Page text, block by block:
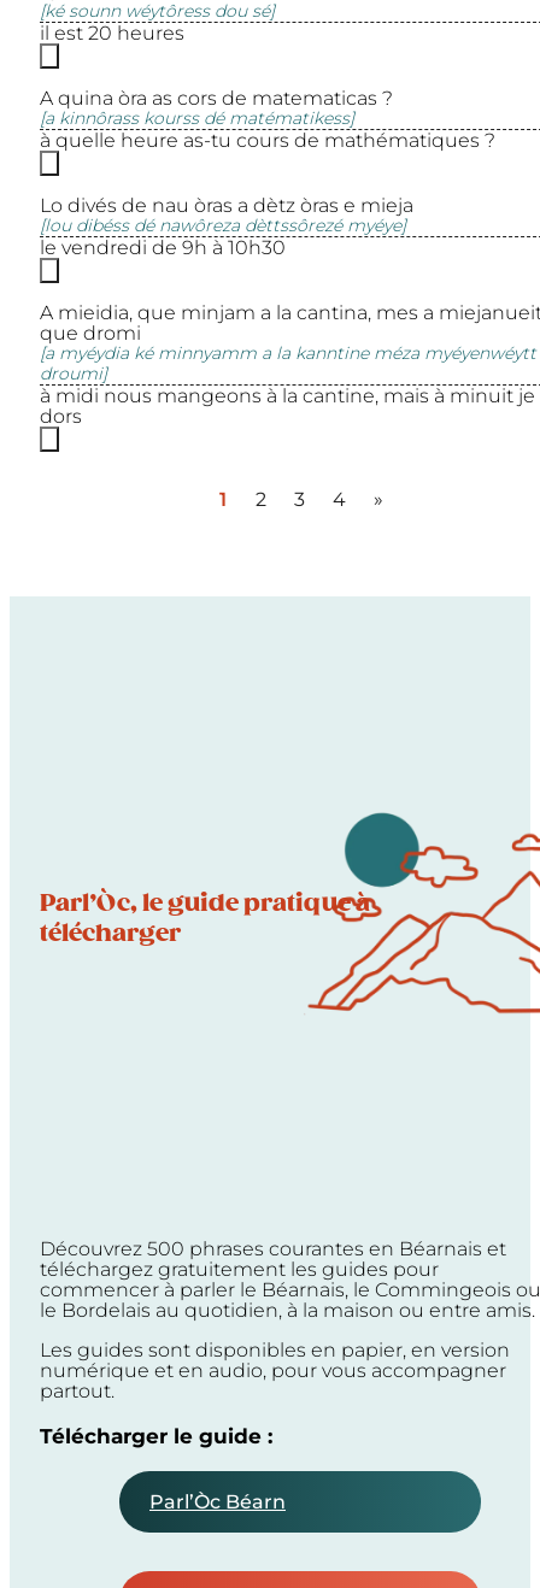
[ké sounn wéytôress dou sé]
il est 20 heures
A quina òra as cors de matematicas ?
[a kinnôrass kourss dé matématikess]
à quelle heure as-tu cours de mathématiques ?
Lo divés de nau òras a dètz òras e mieja
[lou dibéss dé nawôreza dèttssôrezé myéye]
le vendredi de 9h à 10h30
A mieidia, que minjam a la cantina, mes a
que dromi
[a myéydia ké minnyamm a la kanntine méza myéyenwéytt
droumi]
à midi nous mangeons à la cantine, mais à minuit je
dors
1 2 3 4 »
Parl’Òc, le guide pratique à
télécharger
Découvrez 500 phrases courantes en Béarnais et
téléchargez gratuitement les guides pour
commencer à parler le Béarnais, le Commingeois ou
le Bordelais au quotidien, à la maison ou entre amis.
Les guides sont disponibles en papier, en version
numérique et en audio, pour vous accompagner
partout.
Télécharger le guide :
Parl’Òc Béarn